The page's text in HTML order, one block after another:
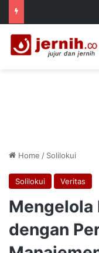
Home / Solilokui
Solilokui Veritas
Mengelola
dengan